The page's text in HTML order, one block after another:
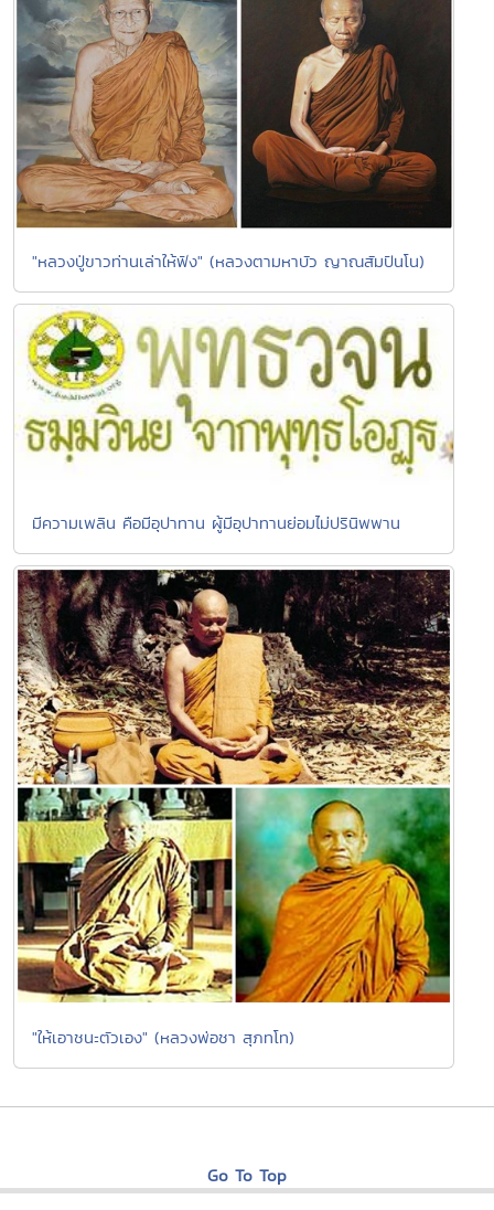
"หลวงปู่ขาวท่านเล่าให้ฟัง" (หลวงตามหาบัว ญาณสัมปันโน)
มีความเพลิน คือมีอุปาทาน ผู้มีอุปาทานย่อมไม่ปรินิพพาน
"ให้เอาชนะตัวเอง" (หลวงพ่อชา สุภทโท)
Go To Top